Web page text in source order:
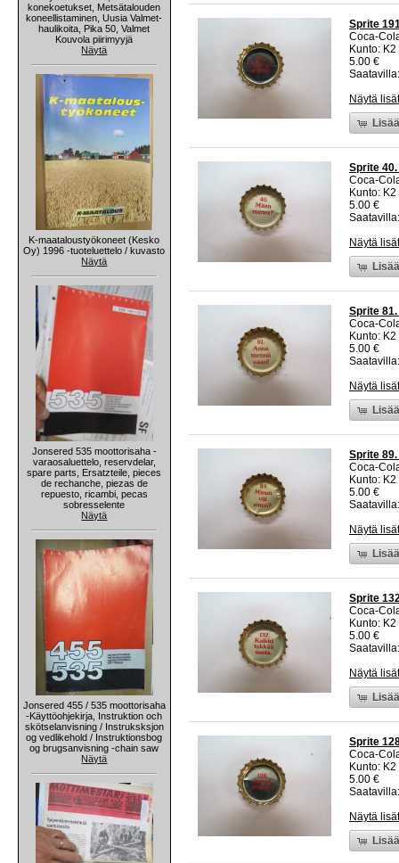
konekoetukset, Metsätalouden
koneellistaminen, Uusia Valmet-
haulikoita, Pika 50, Valmet
Kouvola piirimyyjä
Näytä
K-maataloustyökoneet (Kesko
Oy) 1996 -tuoteluettelo / kuvasto
Näytä
Jonsered 535 moottorisaha -
varaosaluettelo, reservdelar,
spare parts, Ersatzteile, pieces
de rechanche, piezas de
repuesto, ricambi, pecas
sobresselente
Näytä
Jonsered 455 / 535 moottorisaha
-Käyttöohjekirja, Instruktion och
skötselanvisning / Instruksksjon
og vedlikehold / Instruktionsbog
og brugsanvisning -chain saw
Näytä
Sprite
Coca-
Kunto:
5.00 €
Näytä
Sprite
Coca-
Kunto:
5.00 €
Näytä
Sprite
Coca-
Kunto:
5.00 €
Näytä
Sprite
Coca-
Kunto:
5.00 €
Näytä
Sprite
Coca-
Kunto:
5.00 €
Näytä
Sprite
Coca-
Kunto:
5.00 €
Näytä